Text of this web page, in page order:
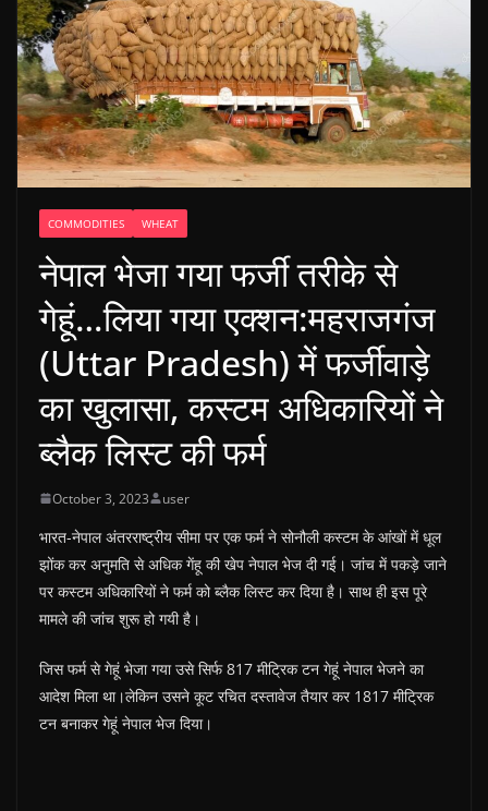
COMMODITIES WHEAT
नेपाल भेजा गया फर्जी तरीके से
गेहूं…लिया गया एक्शन:महराजगंज
(Uttar Pradesh) में फर्जीवाड़े
का खुलासा, कस्टम अधिकारियों ने
ब्लैक लिस्ट की फर्म
October 3, 2023 user
भारत-नेपाल अंतरराष्ट्रीय सीमा पर एक फर्म ने सोनौली कस्टम के आंखों में धूल
झोंक कर अनुमति से अधिक गेंहू की खेप नेपाल भेज दी गई। जांच में पकड़े जाने
पर कस्टम अधिकारियों ने फर्म को ब्लैक लिस्ट कर दिया है। साथ ही इस पूरे
मामले की जांच शुरू हो गयी है।
जिस फर्म से गेहूं भेजा गया उसे सिर्फ 817 मीट्रिक टन गेहूं नेपाल भेजने का
आदेश मिला था।लेकिन उसने कूट रचित दस्तावेज तैयार कर 1817 मीट्रिक
टन बनाकर गेहूं नेपाल भेज दिया।